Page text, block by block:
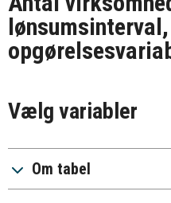
lønsumsinterval,
Vælg variabler
Om tabel